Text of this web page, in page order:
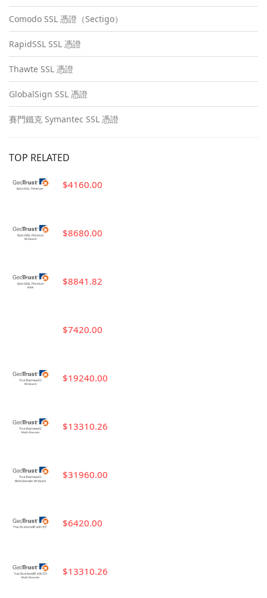
Comodo SSL 憑證（Sectigo）
RapidSSL SSL 憑證
Thawte SSL 憑證
GlobalSign SSL 憑證
賽門鐵克 Symantec SSL 憑證
TOP RELATED
$4160.00
$8680.00
$8841.82
$7420.00
$19240.00
$13310.26
$31960.00
$6420.00
$13310.26